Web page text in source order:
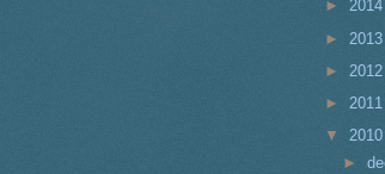
► 2014
► 2013
► 2012
► 2011
▼ 2010
►